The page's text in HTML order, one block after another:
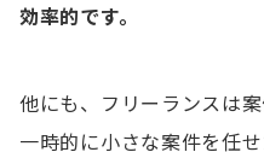
効率的です。
他にも、フリーランスは
一時的に小さな案件を任